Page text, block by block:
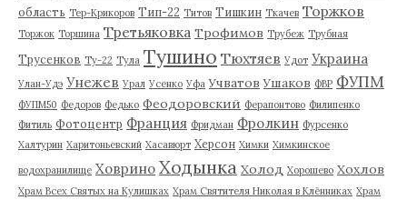
область Тер-Крикоров Тип-22 Титов Тишкин Ткачев Торжков
Торжок Торшина Третьяковка Трофимов Трубеж Трубная
Трусенков Ту-22 Тула Тушино Тюхтяев Удот Украина
Улан-Удэ Унежев Урал Усенко Уфа Учватов Ушаков ФВР ФУПМ
ФУПМ50 Федоров Федько Феодоровский Ферапонтово Филипенко
Фитиль Фотоцентр Франция Фридман Фролкин Фурсенко
Халтурин Харитоньевский Хасавюрт Херсон Химки Химкинское
водохранилище Ховрино Ходынка Холод Хорошево Хохлов
Храм Всех Святых на Кулишках Храм Святителя Николая в Клённиках Храм